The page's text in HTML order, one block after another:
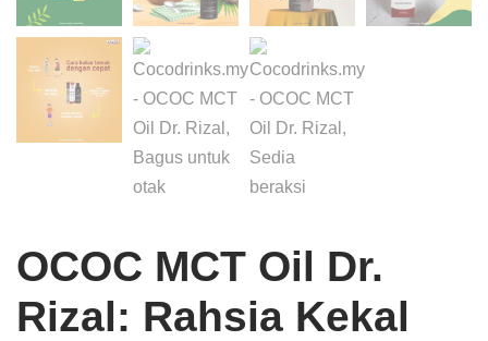
OCOC MCT Oil Dr.
Rizal: Rahsia Kekal